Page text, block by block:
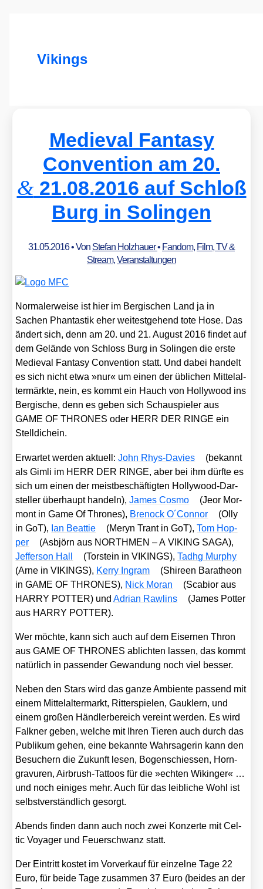
Vikings
Medieval Fantasy
Convention am 20.
&21.08.2016 auf Schloß
Burg in Solingen
31.05.2016• Von Stefan Holzhauer• Fandom, Film, TV &
Stream,Veranstaltungen
Nor­ma­ler­wei­se ist hier im Ber­gi­schen Land ja in
Sachen Phan­tas­tik eher wei­test­ge­hend tote Hose. Das
ändert sich, denn am 20. und 21. August 2016 fin­det auf
dem Gelän­de von Schloss Burg in Solin­gen die ers­te
Medieval Fan­ta­sy Con­ven­ti­on statt. Und dabei han­delt
es sich nicht etwa »nur« um einen der übli­chen Mit­tel­al­
ter­märk­te, nein, es kommt ein Hauch von Hol­ly­wood ins
Ber­gi­sche, denn es geben sich Schau­spie­ler aus
GAME OF THRONES oder HERR DER RINGE ein
Stell­dich­ein.
Erwar­tet wer­den aktu­ell:John Rhys-Davies
(bekannt
als Gim­li im HERR DER RINGE, aber bei ihm dürf­te es
sich um einen der meist­be­schäf­tig­ten Hol­ly­wood-Dar­
stel­ler über­haupt han­deln),James Cos­mo
(Jeor Mor­
mont in Game Of Thro­nes), Bre­nock O´Connor
(Olly
in GoT), Ian Beat­tie (Meryn Trant in GoT),Tom Hop­
per
(Asbjörn aus NORTHMEN – A VIKING SAGA),
Jef­fer­son Hall
(Tor­stein in VIKINGS),Tadhg Mur­phy
(Arne in VIKINGS), Ker­ry Ing­ram
(Shireen Bar­a­the­on
in GAME OF THRONES), Nick Moran
(Sca­bi­or aus
HARRY POTTER) undAdri­an Raw­lins
(James Pot­ter
aus HARRY POTTER).
Wer möch­te, kann sich auch auf dem Eiser­nen Thron
aus GAME OF THRONES ablich­ten las­sen, das kommt
natür­lich in pas­sen­der Gewan­dung noch viel bes­ser.
Neben den Stars wird das gan­ze Ambi­en­te pas­send mit
einem Mit­tel­al­ter­markt, Rit­ter­spie­len, Gauk­lern, und
einem gro­ßen Händ­ler­be­reich ver­eint wer­den. Es wird
Falk­ner geben, wel­che mit Ihren Tie­ren auch durch das
Publi­kum gehen, eine bekann­te Wahr­sa­ge­rin kann den
Besu­chern die Zukunft lesen, Bogen­schies­sen, Horn­
gra­vu­ren, Air­brush-Tat­toos für die »ech­ten Wikin­ger« …
und noch eini­ges mehr. Auch für das leib­li­che Wohl ist
selbst­ver­ständ­lich gesorgt.
Abends fin­den dann auch noch zwei Kon­zer­te mit Cel­
tic Voy­a­ger und Feu­er­schwanz statt.
Der Ein­tritt kos­tet im Vor­ver­kauf für ein­zel­ne Tage 22
Euro, für bei­de Tage zusam­men 37 Euro (bei­des an der